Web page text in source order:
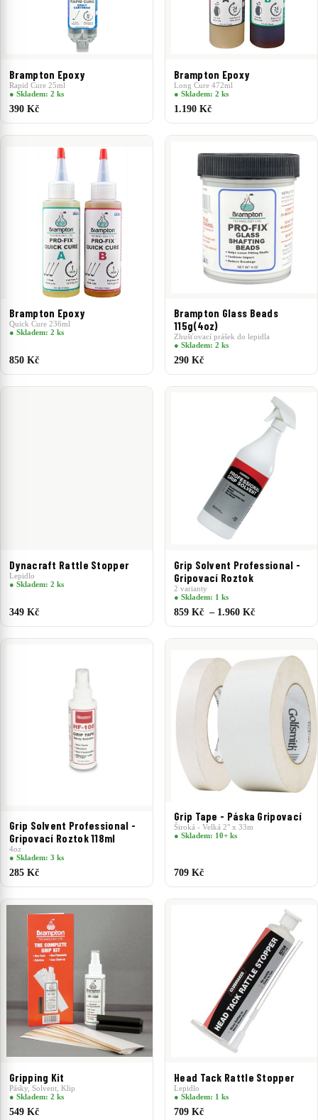
Brampton Epoxy
Rapid Cure 25ml
● Skladem: 2 ks
390 Kč
Brampton Epoxy
Long Cure 472ml
● Skladem: 2 ks
1.190 Kč
Brampton Epoxy
Quick Cure 236ml
● Skladem: 2 ks
850 Kč
Brampton Glass Beads
115g(4oz)
Zhušťovací prášek do lepidla
● Skladem: 2 ks
290 Kč
Dynacraft Rattle Stopper
Lepidlo
● Skladem: 2 ks
349 Kč
Grip Solvent Professional -
Gripovací Roztok
2 varianty
● Skladem: 1 ks
859 Kč – 1.960 Kč
Grip Solvent Professional -
Gripovací Roztok 118ml
4oz
● Skladem: 3 ks
285 Kč
Grip Tape - Páska Gripovací
Široká - Velká 2" x 33m
● Skladem: 10+ ks
709 Kč
Gripping Kit
Pásky, Solvent, Klip
● Skladem: 2 ks
549 Kč
Head Tack Rattle Stopper
Lepidlo
● Skladem: 1 ks
709 Kč